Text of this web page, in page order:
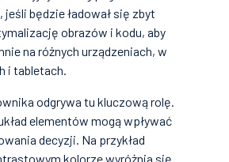
będzie ładował się zbyt
obrazów i kodu, aby
na różnych urządzeniach, w
i tabletach.
odgrywa tu kluczową rolę.
elementów mogą wpływać
decyzji. Na przykład
kolorze wyróżnia się